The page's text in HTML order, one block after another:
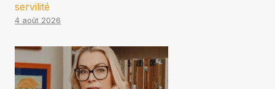
servilité
4 août 2026